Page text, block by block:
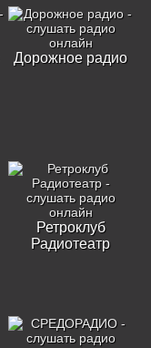
Дорожное радио
Ретроклуб
Радиотеатр